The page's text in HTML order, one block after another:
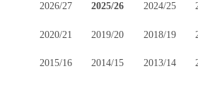
2026/27 2025/26 2024/25
2020/21 2019/20 2018/19
2015/16 2014/15 2013/14